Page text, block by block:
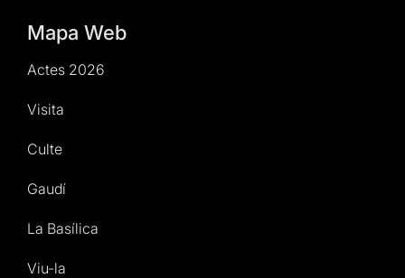
Mapa Web
Actes 2026
Visita
Culte
Gaudí
La Basílica
Viu-la